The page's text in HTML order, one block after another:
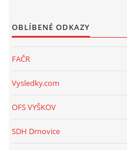
OBLÍBENÉ ODKAZY
FAČR
Vysledky.com
OFS VYŠKOV
SDH Drnovice